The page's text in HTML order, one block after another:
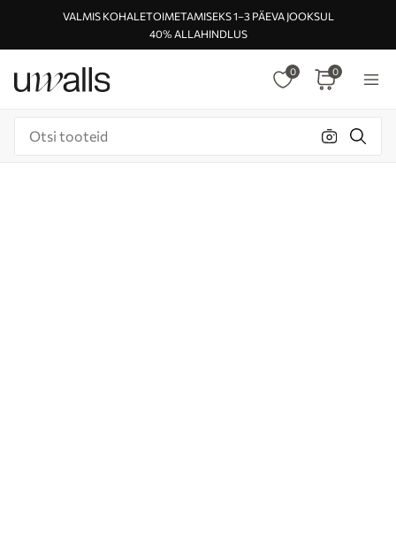
VALMIS KOHALETOIMETAMISEKS 1–3 PÄEVA JOOKSUL
40% ALLAHINDLUS
0 0